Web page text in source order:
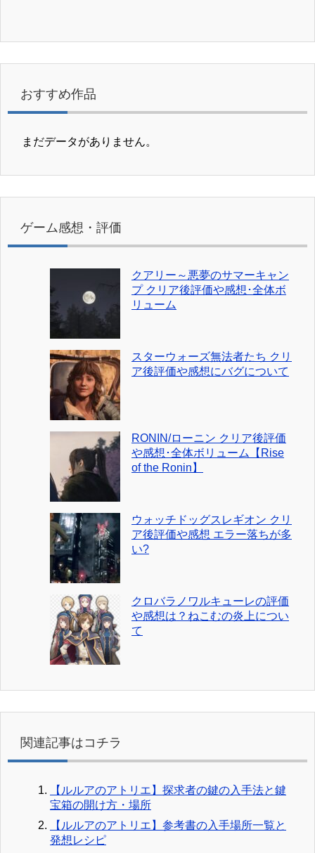
おすすめ作品
まだデータがありません。
ゲーム感想・評価
クアリー～悪夢のサマーキャン
プ クリア後評価や感想･全体ボ
リューム
スターウォーズ無法者たち クリ
ア後評価や感想にバグについて
RONIN/ローニン クリア後評価
や感想･全体ボリューム【Rise
of the Ronin】
ウォッチドッグスレギオン クリ
ア後評価や感想 エラー落ちが多
い?
クロバラノワルキューレの評価
や感想は？ねこむの炎上につい
て
関連記事はコチラ
【ルルアのアトリエ】探求者の鍵の入手法と鍵
宝箱の開け方・場所
【ルルアのアトリエ】参考書の入手場所一覧と
発想レシピ